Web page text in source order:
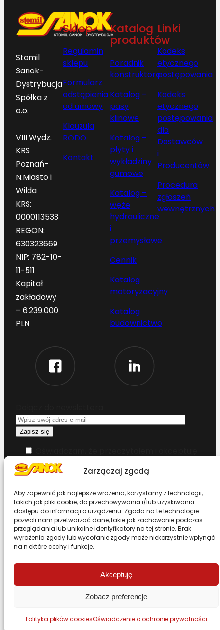
Zarządzaj zgodą
Aby zapewnić jak najlepsze wrażenia, korzystamy z technologii,
takich jak pliki cookie, do przechowywania i/lub uzyskiwania
dostępu do informacji o urządzeniu. Zgoda na te technologie
pozwoli nam przetwarzać dane, takie jak zachowanie podczas
przeglądania lub unikalne identyfikatory na tej stronie. Brak
wyrażenia zgody lub wycofanie zgody może niekorzystnie wpłynąć
na niektóre cechy i funkcje.
Akceptuję
Zobacz preferencje
Polityka plików cookiesOświadczenie o ochronie prywatności
Stomil
Sanok-
Dystrybucja
Spółka z
o.o.
VIII Wydz.
KRS
Poznań-
N.Miasto i
Wilda
KRS:
0000113533
REGON:
630323669
NIP: 782-10-
11-511
Kapitał
zakładowy
– 6.239.000
PLN
Sklep
Regulamin
sklepu
Formularz
odstąpienia
od umowy
Klauzula
RODO
Kontakt
Katalog
produktów
Poradnik
konstruktora
Katalog –
pasy
klinowe
Katalog –
płyty i
wykładziny
gumowe
Katalog –
węże
hydrauliczne
i
przemysłowe
Cennik
Katalog
motoryzacyjny
Katalog
budownictwo
Linki
Kodeks
etycznego
postępowania
Kodeks
etycznego
postępowania
dla
Dostawców
i
Producentów
Procedura
zgłoszeń
wewnętrznych
warunki korzystania z serwisu
Design & Code by Foxstudio.eu
Przewiń stronę do góry